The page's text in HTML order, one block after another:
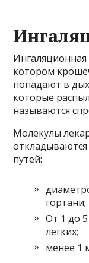
котором
попадают в
которые
называются
Молекулы
путей:
гортани;
От 1 до
легких;
менее 1